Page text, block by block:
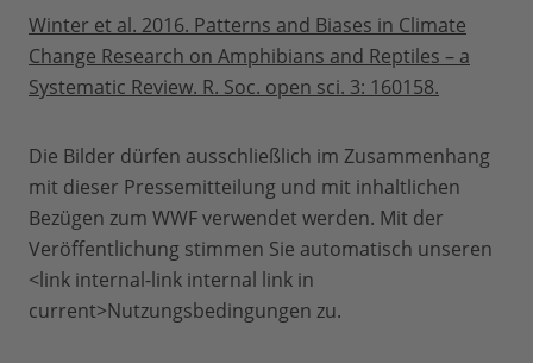
Winter et al. 2016. Patterns and Biases in Climate
Change Research on Amphibians and Reptiles – a
Systematic Review. R. Soc. open sci. 3: 160158.
Die Bilder dürfen ausschließlich im Zusammenhang
mit dieser Pressemitteilung und mit inhaltlichen
Bezügen zum WWF verwendet werden. Mit der
Veröffentlichung stimmen Sie automatisch unseren
<link internal-link internal link in
current>Nutzungsbedingungen zu.